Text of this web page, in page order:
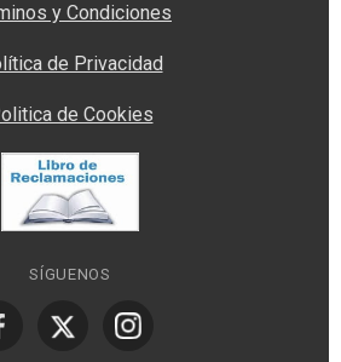
y Condiciones
de Privacidad
de Cookies
SÍGUENOS